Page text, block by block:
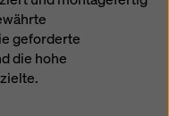
geforderte
die hohe